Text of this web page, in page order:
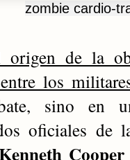
zombie cardio-
origen de la
los
sino en
oficiales de
Cooper